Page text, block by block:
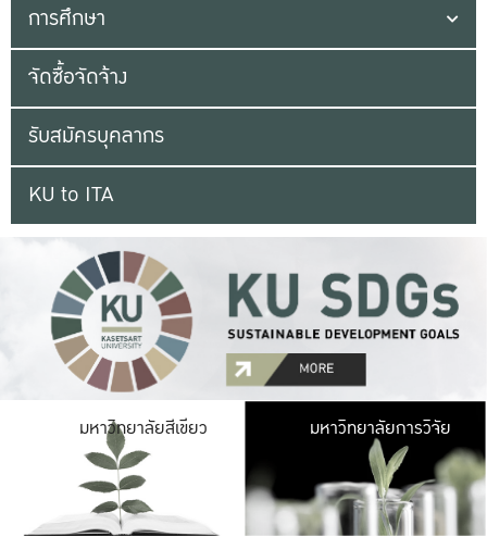
การศึกษา
จัดซื้อจัดจ้าง
รับสมัครบุคลากร
KU to ITA
มหาวิทยาลัยสีเขียว มหาวิ
มีพื้นที่เขียวสดใส
เป็นป่าในเมือง เกษต
มหาวิทยาลัยการวิจัย